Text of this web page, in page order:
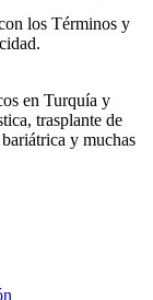
los Términos y
en Turquía y
trasplante de
y muchas